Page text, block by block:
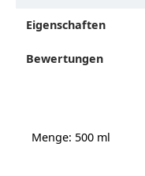
Eigenschaften
Bewertungen
Menge: 500 ml